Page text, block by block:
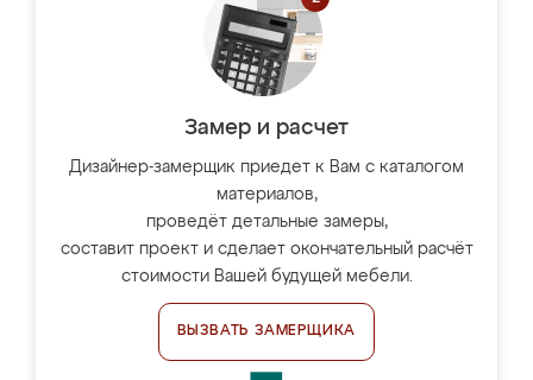
Замер и расчет
Дизайнер-замерщик приедет к Вам с каталогом
материалов,
проведёт детальные замеры,
составит проект и сделает окончательный расчёт
стоимости Вашей будущей мебели.
ВЫЗВАТЬ ЗАМЕРЩИКА